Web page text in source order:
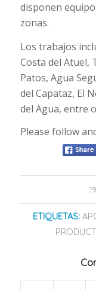
disponen
zonas.
Los trabajos
Costa del Atuel,
Patos, Agua
del Capataz, El
del Agua, entre
Please follow
ETIQUETAS: